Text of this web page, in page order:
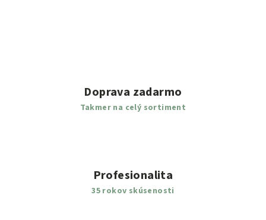
Doprava zadarmo
Takmer na celý sortiment
Profesionalita
35 rokov skúsenosti